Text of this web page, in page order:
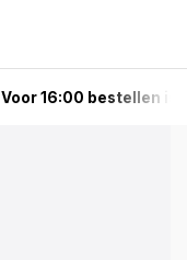
Voor 16:00 bestellen is